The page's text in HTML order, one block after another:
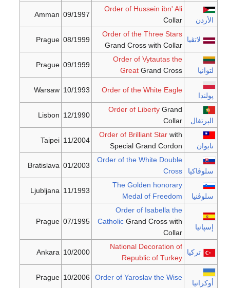
الأردن
Order of Hussein ibn' Ali
Collar
09/1997
Amman
لاتڤيا
Order of the Three Stars
Grand Cross with Collar
08/1999
Prague
لتوانيا
Order of Vytautas the
Great Grand Cross
09/1999
Prague
پولندا
Order of the White Eagle
10/1993
Warsaw
الپرتغال
Order of Liberty Grand
Collar
12/1990
Lisbon
تايوان
Order of Brilliant Star with
Special Grand Cordon
11/2004
Taipei
سلوڤاكيا
Order of the White Double
Cross
01/2003
Bratislava
سلوڤنيا
The Golden honorary
Medal of Freedom
11/1993
Ljubljana
إسپانيا
Order of Isabella the
Catholic Grand Cross with
Collar
07/1995
Prague
تركيا
National Decoration of
Republic of Turkey
10/2000
Ankara
أوكرانيا
Order of Yaroslav the Wise
10/2006
Prague